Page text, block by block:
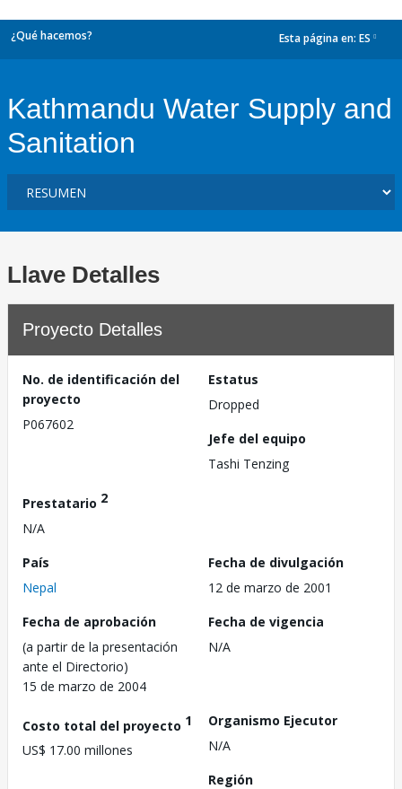
¿Qué hacemos? Esta página en: ES
Kathmandu Water Supply and
Sanitation
Llave Detalles
Proyecto Detalles
No. de identificación del
proyecto
P067602
Estatus
Dropped
Jefe del equipo
Tashi Tenzing
Prestatario 2
N/A
País
Nepal
Fecha de divulgación
12 de marzo de 2001
Fecha de aprobación
(a partir de la presentación
ante el Directorio)
15 de marzo de 2004
Fecha de vigencia
N/A
Costo total del proyecto 1
US$ 17.00 millones
Organismo Ejecutor
N/A
Región